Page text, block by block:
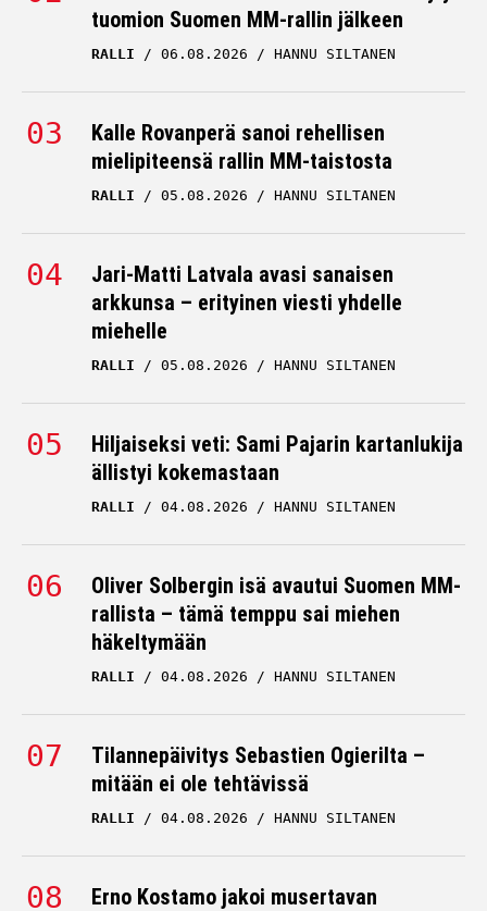
tuomion Suomen MM-rallin jälkeen
RALLI 06.08.2026 HANNU SILTANEN
Kalle Rovanperä sanoi rehellisen
mielipiteensä rallin MM-taistosta
RALLI 05.08.2026 HANNU SILTANEN
Jari-Matti Latvala avasi sanaisen
arkkunsa – erityinen viesti yhdelle
miehelle
RALLI 05.08.2026 HANNU SILTANEN
Hiljaiseksi veti: Sami Pajarin kartanlukija
ällistyi kokemastaan
RALLI 04.08.2026 HANNU SILTANEN
Oliver Solbergin isä avautui Suomen MM-
rallista – tämä temppu sai miehen
häkeltymään
RALLI 04.08.2026 HANNU SILTANEN
Tilannepäivitys Sebastien Ogierilta –
mitään ei ole tehtävissä
RALLI 04.08.2026 HANNU SILTANEN
Erno Kostamo jakoi musertavan